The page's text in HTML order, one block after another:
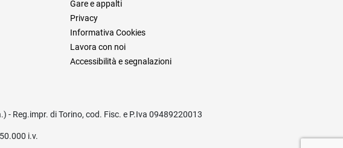
Gare e appalti
Privacy
Informativa Cookies
Lavora con noi
Accessibilità e segnalazioni
Reg.impr. di Torino, cod. Fisc. e P.Iva 09489220013
i.v.